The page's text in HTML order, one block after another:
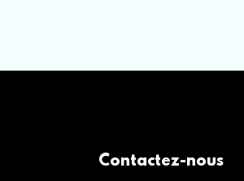
Contactez-nous